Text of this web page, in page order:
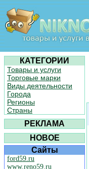
КАТЕГОРИИ
Товары и услуги
Торговые марки
Виды деятельности
Города
Регионы
Страны
РЕКЛАМА
НОВОЕ
Сайты
ford59.ru
www.reno59.ru